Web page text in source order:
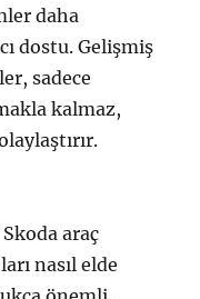
daha
dostu. Gelişmiş
sadece
kalmaz,
Skoda araç
nasıl elde